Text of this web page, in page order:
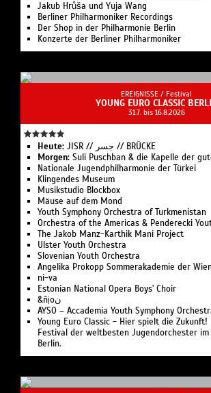
Silvesterkonzert mit Kirill Petrenko und
Jakub Hrůša und Yuja Wang
Berliner Philharmoniker Recordings
Der Shop in der Philharmonie Berlin
Konzerte der Berliner Philharmoniker
EREIGNISSE /Festival
YOUNG EURO CLASSIC BERLIN
31.7. bis 16.8.2026
Heute:
JISR // جسر // BRÜCKE
Morgen: Suli Pusch­ban & die Ka­pelle der
Nationale Jugend­philharmonie der Türkei
Klingendes Museum
Musikstudio Blockbox
Mäuse auf dem Mond
Youth Symphony Orchestra of Turk­menistan
Or­ches­tra of the Ameri­cas & Pen­de­recki
The Jakob Manz-Karthik Mani Project
Ulster Youth Or­chestra
Slo­ve­ni­an Youth Orchestra
Angelika Pro­kopp Som­mer­akademie der
ni-va
Estonian National Opera Boys' Choir
&ñịoن
AYSO – Accademia Youth Symphony
Young Euro Classic - Hier spielt die Zukunft!
Festival der weltbesten Jugendorchester im
Berlin.